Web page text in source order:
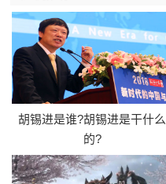
胡锡进是谁?胡锡进是干什么
的?